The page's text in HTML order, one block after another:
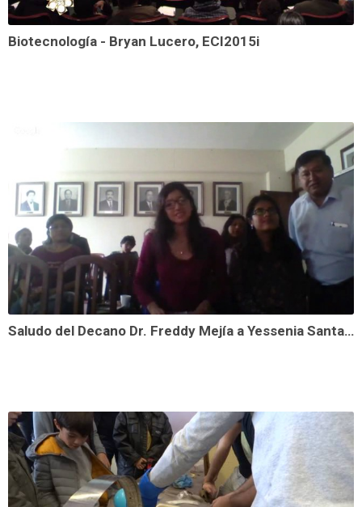
Biotecnología - Bryan Lucero, ECI2015i
Saludo del Decano Dr. Freddy Mejía a Yessenia Santa Cruz. Comparte Ciencias UNT